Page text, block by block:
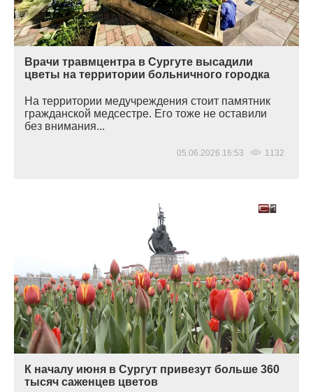
Врачи травмцентра в Сургуте высадили
цветы на территории больничного городка
На территории медучреждения стоит памятник
гражданской медсестре. Его тоже не оставили
без внимания...
05.06.2026 16:53 1132
К началу июня в Сургут привезут больше 360
тысяч саженцев цветов